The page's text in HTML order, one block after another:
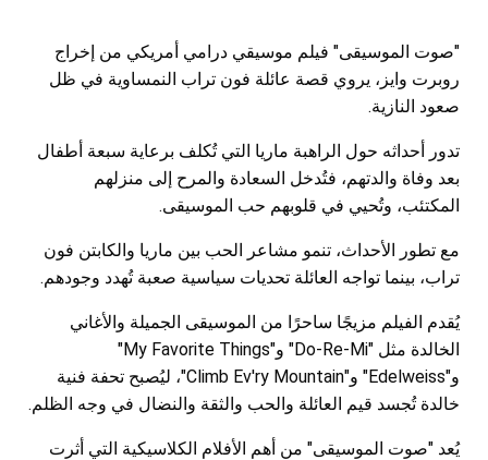
"صوت الموسيقى" فيلم موسيقي درامي أمريكي من إخراج
روبرت وايز، يروي قصة عائلة فون تراب النمساوية في ظل
صعود النازية.
تدور أحداثه حول الراهبة ماريا التي تُكلف برعاية سبعة أطفال
بعد وفاة والدتهم، فتُدخل السعادة والمرح إلى منزلهم
المكتئب، وتُحيي في قلوبهم حب الموسيقى.
مع تطور الأحداث، تنمو مشاعر الحب بين ماريا والكابتن فون
تراب، بينما تواجه العائلة تحديات سياسية صعبة تُهدد وجودهم.
يُقدم الفيلم مزيجًا ساحرًا من الموسيقى الجميلة والأغاني
الخالدة مثل "Do-Re-Mi" و"My Favorite Things"
و"Edelweiss" و"Climb Ev'ry Mountain"، ليُصبح تحفة فنية
خالدة تُجسد قيم العائلة والحب والثقة والنضال في وجه الظلم.
يُعد "صوت الموسيقى" من أهم الأفلام الكلاسيكية التي أثرت